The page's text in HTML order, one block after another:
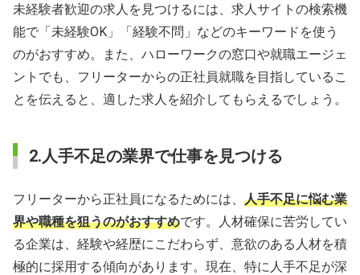
未経験者歓迎の求人を見つけるには、求人サイトの検索機
能で「未経験OK」「経験不問」などのキーワードを使う
のがおすすめ。また、ハローワークの窓口や就職エージェ
ントでも、フリーターからの正社員就職を目指しているこ
とを伝えると、適した求人を紹介してもらえるでしょう。
2.人手不足の業界で仕事を見つける
フリーターから正社員になるためには、 人手不足に悩む業
界や職種を狙うのがおすすめです。人材確保に苦労してい
る企業は、経験や経歴にこだわらず、意欲のある人材を積
極的に採用する傾向があります。現在、特に人手不足が深